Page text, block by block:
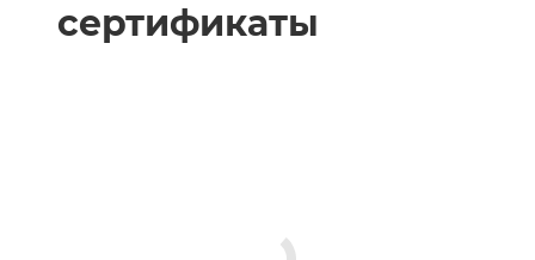
сертификаты